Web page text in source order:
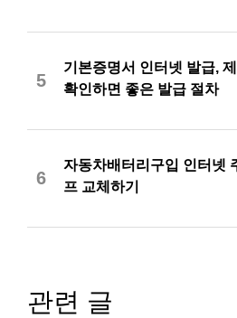
5
기본증명서 인터넷 발급, 제
확인하면 좋은 발급 절차
6
자동차배터리구입 인터넷
프 교체하기
관련 글